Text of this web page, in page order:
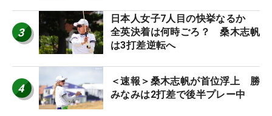
3
日本人女子7人目の快挙なるか
全英決着は何時ごろ？ 桑木志帆
は3打差逆転へ
4
＜速報＞桑木志帆が首位浮上 勝
みなみは2打差で後半プレー中